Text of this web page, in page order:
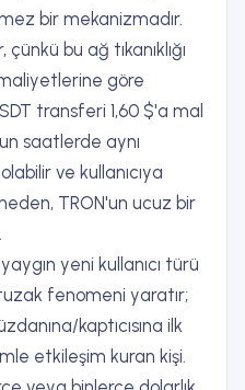
bir mekanizmadır.
bu ağ tıkanıklığı
göre
transferi 1,60 $'a mal
saatlerde aynı
ve kullanıcıya
TRON'un ucuz bir
yeni kullanıcı türü
fenomeni yaratır;
kaptıcısına ilk
etkileşim kuran kişi.